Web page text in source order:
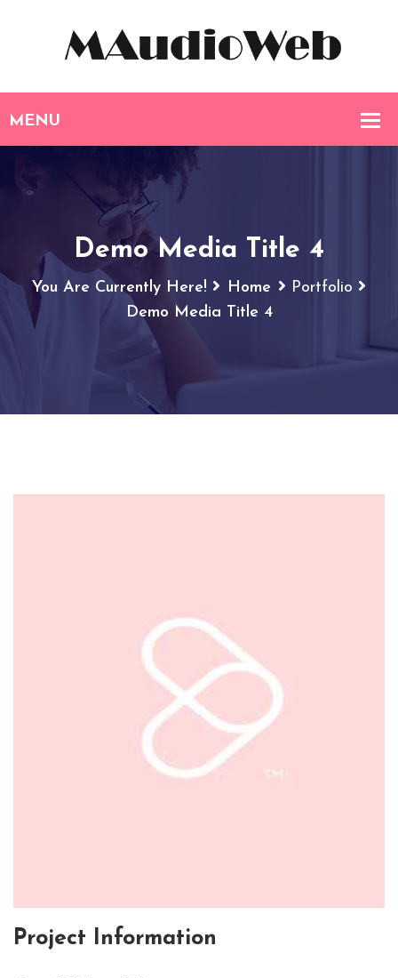
Demo Media Title 4
You Are Currently Here! Home
Portfolio
Demo Media Title 4
Project Information